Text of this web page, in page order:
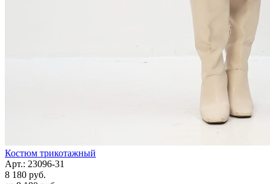
Костюм трикотажный
Арт.: 23096-31
8 180 руб.